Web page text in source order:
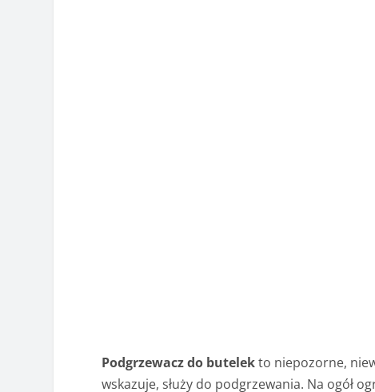
Podgrzewacz do butelekto niepozorne,
wskazuje, służy do podgrzewania. Na ogół